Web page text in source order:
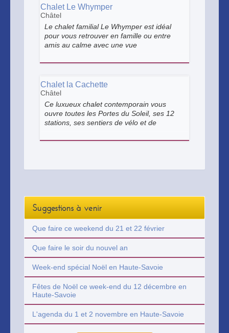
Chalet Le Whymper
Châtel
Le chalet familial Le Whymper est idéal
pour vous retrouver en famille ou entre
amis au calme avec une vue
de la vallée d’Abondance.
Chalet la Cachette
Châtel
Ce luxueux chalet contemporain vous
ouvre toutes les Portes du Soleil, ses 12
stations, ses sentiers de vélo et de
Suggestions à venir
Que faire ce weekend du 21 et 22 février
Que faire le soir du nouvel an
Week-end spécial Noël en Haute-Savoie
Fêtes de Noël ce week-end du 12 décembre en
Haute-Savoie
L'agenda du 1 et 2 novembre en Haute-Savoie